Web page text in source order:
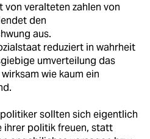
veralteten zahlen von
den
aus.
reduziert in wahrheit
umverteilung das
wie kaum ein
sollten sich eigentlich
ihrer politik freuen, statt